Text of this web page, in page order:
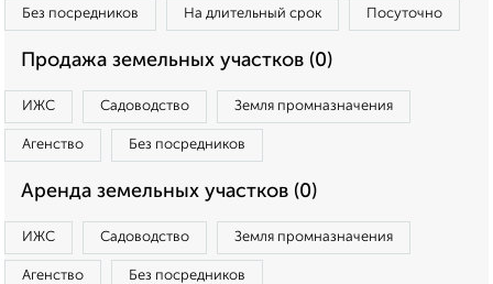
Без посредников На длительный срок Посуточно
Продажа земельных участков (0)
ИЖС Садоводство Земля промназначения
Агенство Без посредников
Аренда земельных участков (0)
ИЖС Садоводство Земля промназначения
Агенство Без посредников